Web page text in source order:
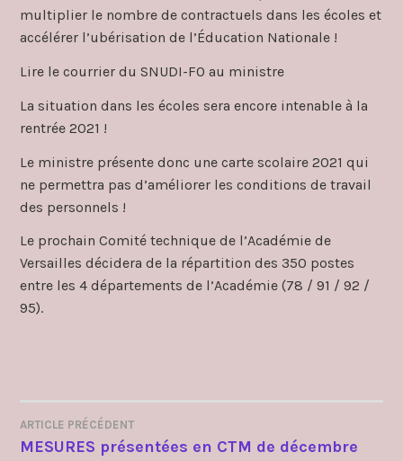
multiplier le nombre de contractuels dans les écoles et
accélérer l’ubérisation de l’Éducation Nationale !
Lire le courrier du SNUDI-FO au ministre
La situation dans les écoles sera encore intenable à la
rentrée 2021 !
Le ministre présente donc une carte scolaire 2021 qui
ne permettra pas d’améliorer les conditions de travail
des personnels !
Le prochain Comité technique de l’Académie de
Versailles décidera de la répartition des 350 postes
entre les 4 départements de l’Académie (78 / 91 / 92 /
95).
NAVIGATION
ARTICLE PRÉCÉDENT
MESURES présentées en CTM de décembre